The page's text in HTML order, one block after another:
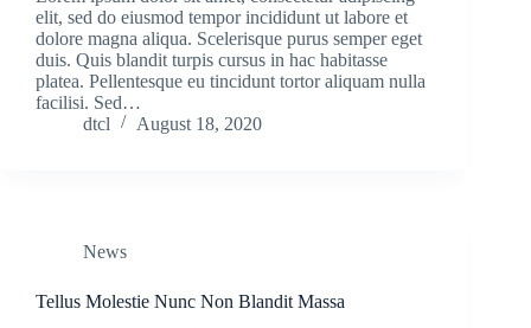
elit, sed do eiusmod tempor incididunt ut labore et
dolore magna aliqua. Scelerisque purus semper eget
duis. Quis blandit turpis cursus in hac habitasse
platea. Pellentesque eu tincidunt tortor aliquam nulla
facilisi. Sed…
dtcl
August 18, 2020
News
Tellus Molestie Nunc Non Blandit Massa